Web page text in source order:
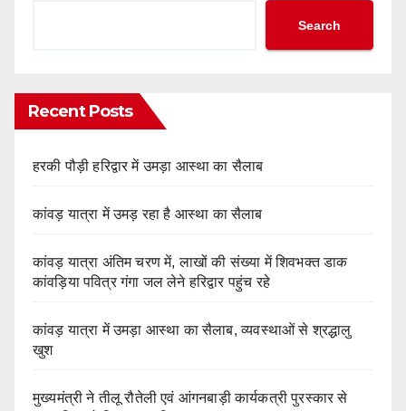
Search
Recent Posts
हरकी पौड़ी हरिद्वार में उमड़ा आस्था का सैलाब
कांवड़ यात्रा में उमड़ रहा है आस्था का सैलाब
कांवड़ यात्रा अंतिम चरण में, लाखों की संख्या में शिवभक्त डाक
कांवड़िया पवित्र गंगा जल लेने हरिद्वार पहुंच रहे
कांवड़ यात्रा में उमड़ा आस्था का सैलाब, व्यवस्थाओं से श्रद्धालु
खुश
मुख्यमंत्री ने तीलू रौतेली एवं आंगनबाड़ी कार्यकत्री पुरस्कार से